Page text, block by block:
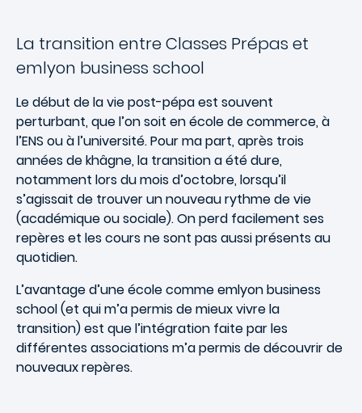
La transition entre Classes Prépas et
emlyon business school
Le début de la vie post-pépa est souvent
perturbant, que l’on soit en école de commerce, à
l’ENS ou à l’université. Pour ma part, après trois
années de khâgne, la transition a été dure,
notamment lors du mois d’octobre, lorsqu’il
s’agissait de trouver un nouveau rythme de vie
(académique ou sociale). On perd facilement ses
repères et les cours ne sont pas aussi présents au
quotidien.
L’avantage d’une école comme emlyon business
school (et qui m’a permis de mieux vivre la
transition) est que l’intégration faite par les
différentes associations m’a permis de découvrir de
nouveaux repères.